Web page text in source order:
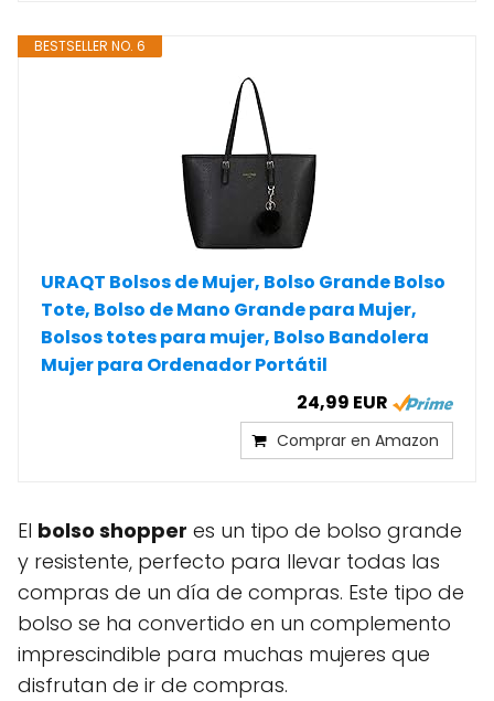
BESTSELLER NO. 6
URAQT Bolsos de Mujer, Bolso Grande Bolso
Tote, Bolso de Mano Grande para Mujer,
Bolsos totes para mujer, Bolso Bandolera
Mujer para Ordenador Portátil
24,99 EUR
Comprar en Amazon
El bolso shopper es un tipo de bolso grande
y resistente, perfecto para llevar todas las
compras de un día de compras. Este tipo de
bolso se ha convertido en un complemento
imprescindible para muchas mujeres que
disfrutan de ir de compras.